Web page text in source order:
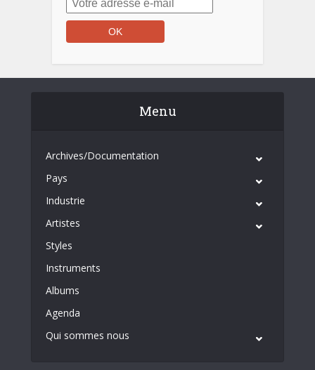
Menu
Archives/Documentation
Pays
Industrie
Artistes
Styles
Instruments
Albums
Agenda
Qui sommes nous